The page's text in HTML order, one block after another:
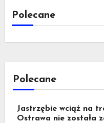
Polecane
Polecane
Jastrzębie wciąż na
Ostrawa nie została